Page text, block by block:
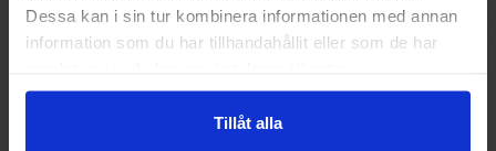
Dessa kan i sin tur kombinera informationen med annan
information som du har tillhandahållit eller som de har
Tillåt alla